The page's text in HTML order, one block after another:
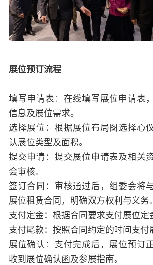
展位预订流程
填写申请表：在线填写展位申请表
信息及展位需求。
选择展位：根据展位布局图选择心
认展位类型及面积。
提交申请：提交展位申请表及相关
会审核。
签订合同：审核通过后，组委会将
展位租赁合同，明确双方权利与义务。
支付定金：根据合同要求支付展位定
支付尾款：按照合同约定的时间支付
展位确认：支付完成后，展位预订
收到展位确认函及参展指南。